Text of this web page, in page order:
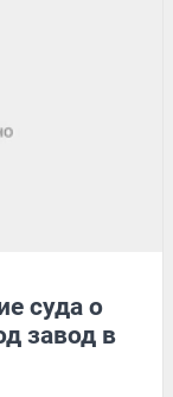
суда о
завод в